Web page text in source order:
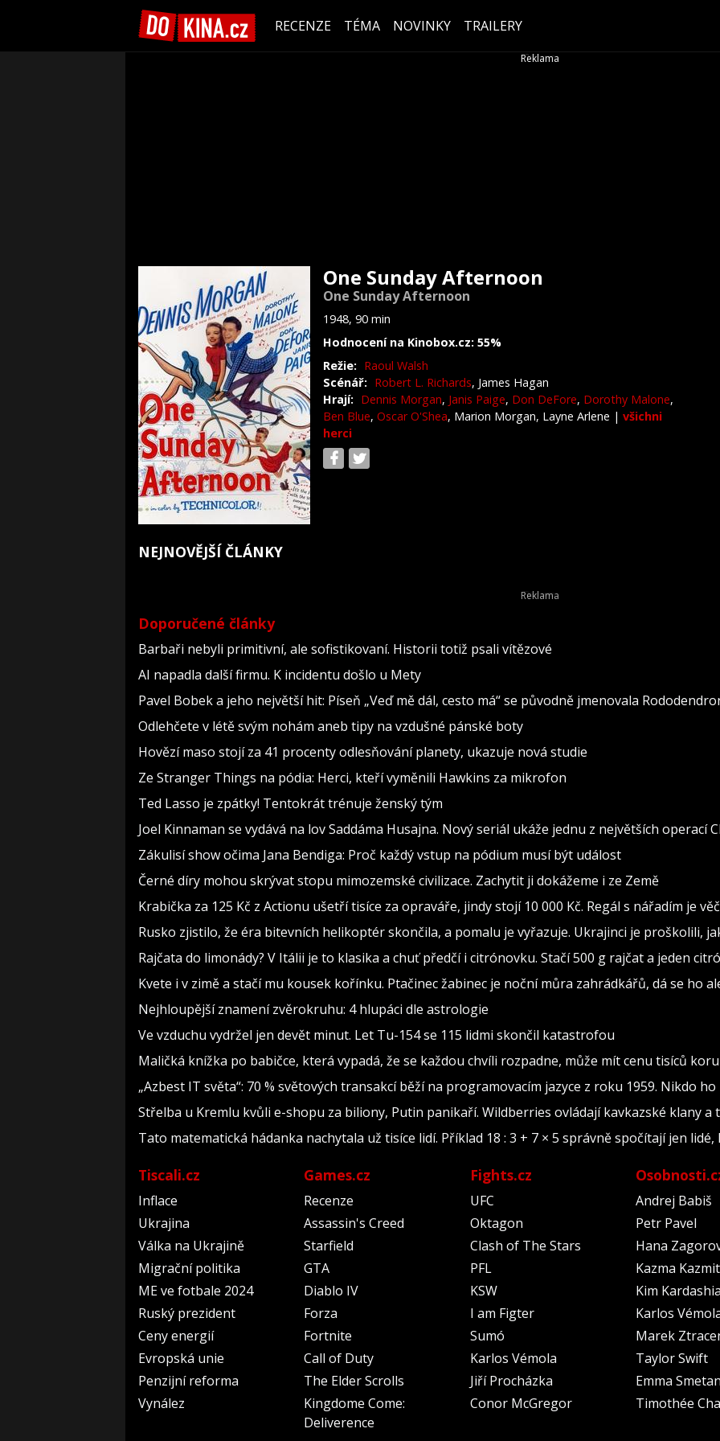
RECENZE TÉMA NOVINKY TRAILERY
One Sunday Afternoon
One Sunday Afternoon
1948, 90 min
Hodnocení na Kinobox.cz: 55%
Režie: Raoul Walsh
Scénář: Robert L. Richards, James Hagan
Hrají: Dennis Morgan, Janis Paige, Don DeFore, Dorothy Malone,
Ben Blue, Oscar O'Shea, Marion Morgan, Layne Arlene | všichni
herci
NEJNOVĚJŠÍ ČLÁNKY
Doporučené články
Barbaři nebyli primitivní, ale sofistikovaní. Historii totiž psali vítězové
AI napadla další firmu. K incidentu došlo u Mety
Pavel Bobek a jeho největší hit: Píseň „Veď mě dál, cesto má“ se původně jmenovala
Odlehčete v létě svým nohám aneb tipy na vzdušné pánské boty
Hovězí maso stojí za 41 procenty odlesňování planety, ukazuje nová studie
Ze Stranger Things na pódia: Herci, kteří vyměnili Hawkins za mikrofon
Ted Lasso je zpátky! Tentokrát trénuje ženský tým
Joel Kinnaman se vydává na lov Saddáma Husajna. Nový seriál ukáže jednu z největších operací
Zákulisí show očima Jana Bendiga: Proč každý vstup na pódium musí být událost
Černé díry mohou skrývat stopu mimozemské civilizace. Zachytit ji dokážeme i ze Země
Krabička za 125 Kč z Actionu ušetří tisíce za opraváře, jindy stojí 10 000 Kč. Regál s nářadím je
Rusko zjistilo, že éra bitevních helikoptér skončila, a pomalu je vyřazuje. Ukrajinci je proškolili,
Rajčata do limonády? V Itálii je to klasika a chuť předčí i citrónovku. Stačí 500 g rajčat a jeden
Kvete i v zimě a stačí mu kousek kořínku. Ptačinec žabinec je noční můra zahrádkářů, dá se ho
Nejhloupější znamení zvěrokruhu: 4 hlupáci dle astrologie
Ve vzduchu vydržel jen devět minut. Let Tu-154 se 115 lidmi skončil katastrofou
Maličká knížka po babičce, která vypadá, že se každou chvíli rozpadne, může mít cenu tisíců
„Azbest IT světa“: 70 % světových transakcí běží na programovacím jazyce z roku 1959. Nikdo
Střelba u Kremlu kvůli e-shopu za biliony, Putin panikaří. Wildberries ovládají kavkazské klany a
Tato matematická hádanka nachytala už tisíce lidí. Příklad 18 : 3 + 7 × 5 správně spočítají jen
Tiscali.cz
Inflace
Ukrajina
Válka na Ukrajině
Migrační politika
ME ve fotbale 2024
Ruský prezident
Ceny energií
Evropská unie
Penzijní reforma
Vynález
Games.cz
Recenze
Assassin's Creed
Starfield
GTA
Diablo IV
Forza
Fortnite
Call of Duty
The Elder Scrolls
Kingdome Come:
Deliverence
Fights.cz
UFC
Oktagon
Clash of The Stars
PFL
KSW
I am Figter
Sumó
Karlos Vémola
Jiří Procházka
Conor McGregor
Andrej Babiš
Petr Pavel
Hana
Kazma
Kim
Karlos
Marek
Taylor Swift
Emma
Timothée